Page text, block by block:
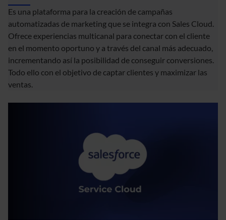
Es una plataforma para la creación de campañas
automatizadas de marketing que se integra con Sales Cloud.
Ofrece experiencias multicanal para conectar con el cliente
en el momento oportuno y a través del canal más adecuado,
incrementando así la posibilidad de conseguir conversiones.
Todo ello con el objetivo de captar clientes y maximizar las
ventas.